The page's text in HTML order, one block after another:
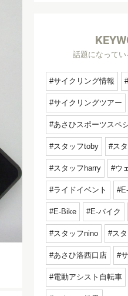
話題になってい
サイクリング情報
サイクリングツアー
あさひスポーツスペ
スタッフtoby ス
スタッフharry ウ
ライドイベント
E-Bike E-バイク
スタッフnino ス
あさひ洛西口店
電動アシスト自転車